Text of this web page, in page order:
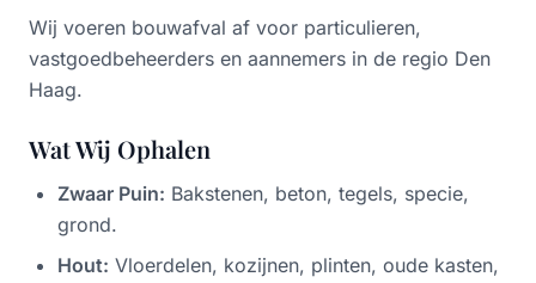
Wij voeren bouwafval af voor particulieren,
vastgoedbeheerders en aannemers in de regio Den
Haag.
Wat Wij Ophalen
Zwaar Puin: Bakstenen, beton, tegels, specie,
grond.
Hout: Vloerdelen, kozijnen, plinten, oude kasten,